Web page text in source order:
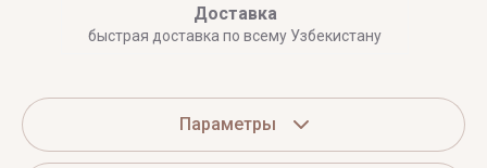
Доставка
быстрая доставка по всему Узбекистану
Параметры